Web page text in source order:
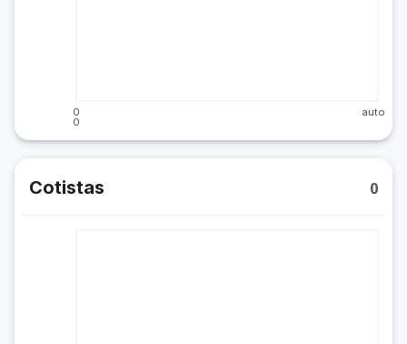
0
0
auto
Cotistas 0